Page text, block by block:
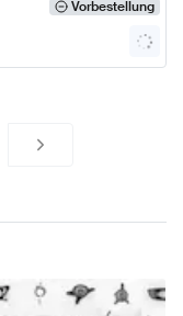
Vorbestellung